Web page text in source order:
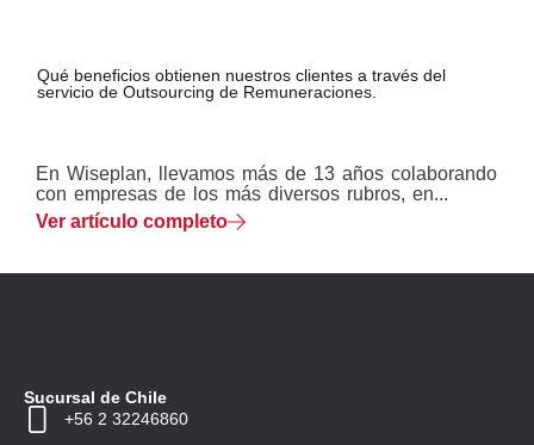
Qué beneficios obtienen nuestros clientes a través del
servicio de Outsourcing de Remuneraciones.
En Wiseplan, llevamos más de 13 años colaborando
con empresas de los más diversos rubros, en...
Ver artículo completo
+56 2 32246860
Sucursal de Chile